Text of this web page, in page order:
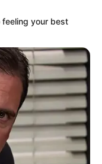
mittelalterlichen
Welterbe
am
nur noch
noch gewaltig. Es
Außerdem ist ein
und es gibt sogar
your best